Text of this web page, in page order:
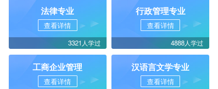
法律专业
查看详情
3321人学过
行政管理专业
查看详情
4888人学过
工商企业管理
查看详情
汉语言文学专业
查看详情